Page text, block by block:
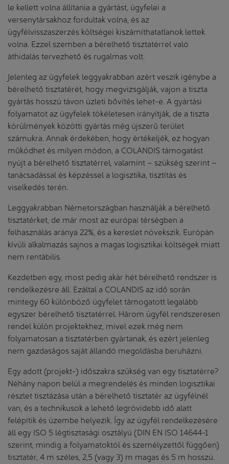
le kellett volna állítania a gyártást, ügyfelei a
versenytársakhoz fordultak volna, és az
ügyfélvisszaszerzés költségei kiszámíthatatlanok lettek
volna. Ezzel szemben a bérelhető tisztatérrel való
áthidalás tervezhető és rugalmas volt.
Jelenleg az ügyfelek leggyakrabban azért veszik igénybe a
bérelhető tisztatérét, hogy megvizsgálják, vajon a tiszta
gyártás hosszú távon üzleti bővítés lehet-e. A gyártási
folyamatot az ügyfelek tökéletesen irányítják, de a tiszta
körülmények közötti gyártás még újszerű terület
számukra. Annak érdekében, hogy értékeljék, ez hogyan
működhet és milyen módon, a COLANDIS támogatást
nyújt a bérelhető tisztatérrel, valamint – szükség szerint –
tanácsadással és képzéssel a logisztika, tisztítás és
viselkedés terén.
Leggyakrabban Németországban használják a bérelhető
tisztatérket, de már most az európai térségben a
felhasználás aránya 22%, és a kereslet növekszik. Európán
kívüli alkalmazás sajnos a magas logisztikai költségek miatt
nem rentábilis.
Kezdetben egy, most pedig akár hét bérelhető rendszer is
rendelkezésre áll. Ezáltal a COLANDIS az idő során
mintegy 60 különböző ügyfelet támogatott legalább
egyszer bérelhető tisztatérrel. Három ügyfél rendszeresen
rendel külön projektekhez, mivel ezek még nem
folyamatosan a tisztatérben gyártanak, és ezért jelenleg
nem gazdaságos saját állandó megoldásba beruházni.
Egy adott (projekt-) időszakra szükség van egy tisztatérre?
Néhány napon belül a megrendelés és minden logisztikai
részlet tisztázása után a bérelhető tisztatér az ügyfélnél
van, és a technikusok a lehető legrövidebb idő alatt
felépítik és üzembe helyezik. Így az ügyfél rendelkezésére
áll egy ISO 5 légtisztasági osztályú (DIN EN ISO 14644-1
szerint, mindig a folyamatoktól és személyzettől függően)
tisztatér, 4 m széles, 2,5 (vagy 3) m magas és 5 m hosszú.